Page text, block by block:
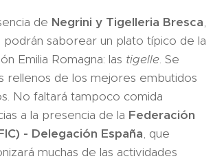
de Negrini y Tigelleria Bresca,
podrán saborear un plato típico de la
Emilia Romagna: las tigelle. Se
rellenos de los mejores embutidos
No faltará tampoco comida
a la presencia de la Federación
- Delegación España, que
muchas de las actividades